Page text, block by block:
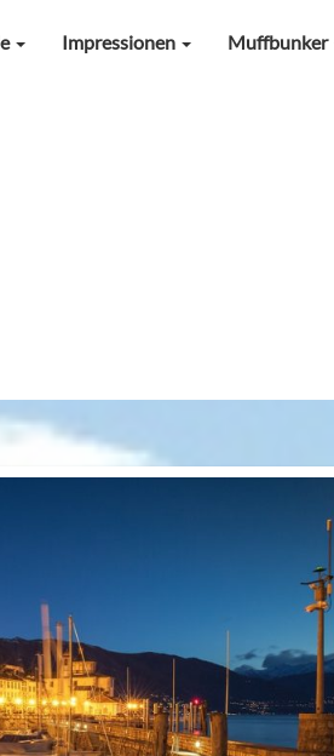
Impressionen Muffbunker